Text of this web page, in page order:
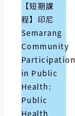
【短期課
程】印尼
Semarang
Community
Participation
in Public
Health:
Public
Health